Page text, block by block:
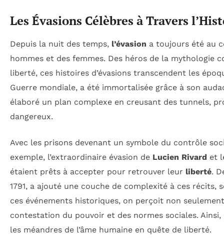
Les Évasions Célèbres à Travers
Depuis la nuit des temps, l’évasion a toujours été au
hommes et des femmes. Des héros de la mythologie
liberté, ces histoires d’évasions transcendent les
Guerre mondiale, a été immortalisée grâce à son
élaboré un plan complexe en creusant des tunnels,
dangereux.
Avec les prisons devenant un symbole du contrôle
exemple, l’extraordinaire évasion de Lucien Rivard et
étaient prêts à accepter pour retrouver leur liberté.
1791, a ajouté une couche de complexité à ces
ces événements historiques, on perçoit non
contestation du pouvoir et des normes sociales.
les méandres de l’âme humaine en quête de liberté.